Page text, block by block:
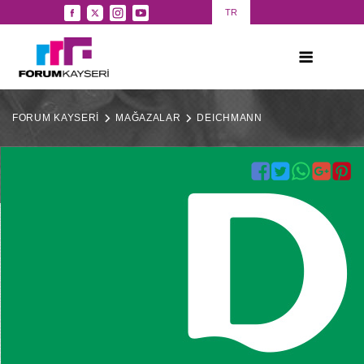
TR
FORUM KAYSERİ MAĞAZALAR DEICHMANN